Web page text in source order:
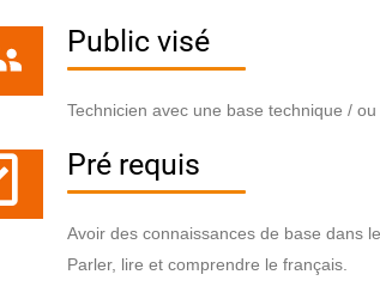
Public visé
Technicien avec une base technique /
Pré requis
Avoir des connaissances de base dans
Parler, lire et comprendre le français.